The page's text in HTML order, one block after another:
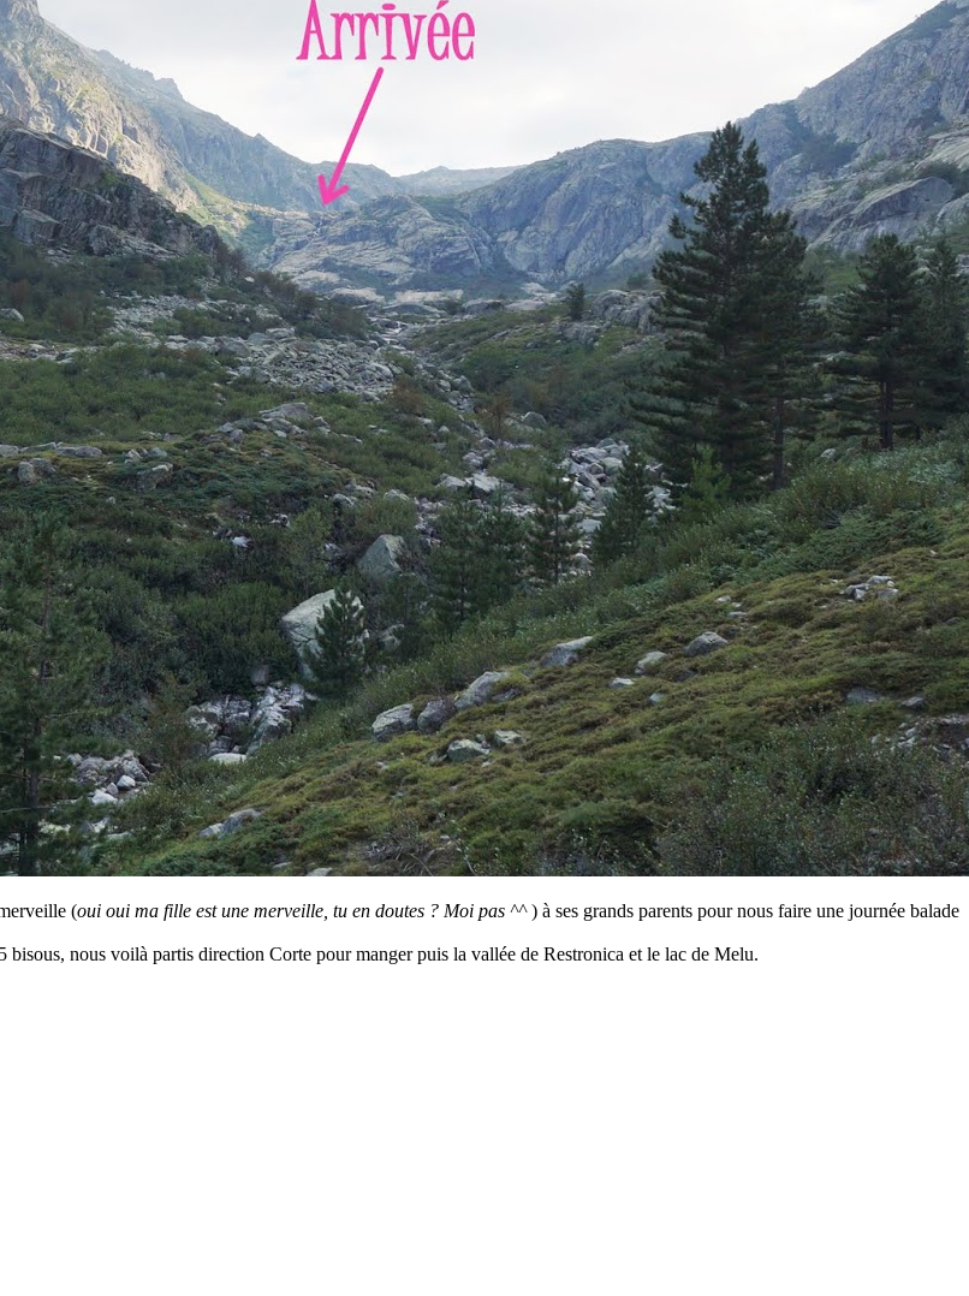
(oui oui ma fille est une merveille, tu en doutes ? Moi pas ^^) à ses grands parents pour nous faire une journée balade
nous voilà partis direction Corte pour manger puis la vallée de Restronica et le lac de Melu.